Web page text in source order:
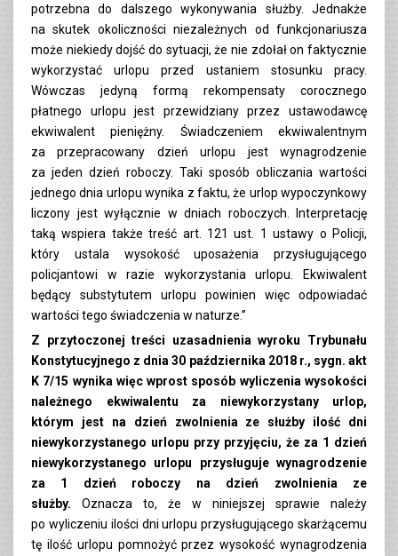
potrzebna do dalszego wykonywania służby. Jednakże
na skutek okoliczności niezależnych od funkcjonariusza
może niekiedy dojść do sytuacji, że nie zdołał on faktycznie
wykorzystać urlopu przed ustaniem stosunku pracy.
Wówczas jedyną formą rekompensaty corocznego
płatnego urlopu jest przewidziany przez ustawodawcę
ekwiwalent pieniężny. Świadczeniem ekwiwalentnym
za przepracowany dzień urlopu jest wynagrodzenie
za jeden dzień roboczy. Taki sposób obliczania wartości
jednego dnia urlopu wynika z faktu, że urlop wypoczynkowy
liczony jest wyłącznie w dniach roboczych. Interpretację
taką wspiera także treść art. 121 ust. 1 ustawy o Policji,
który ustala wysokość uposażenia przysługującego
policjantowi w razie wykorzystania urlopu. Ekwiwalent
będący substytutem urlopu powinien więc odpowiadać
wartości tego świadczenia w naturze.”
Z przytoczonej treści uzasadnienia wyroku Trybunału
Konstytucyjnego z dnia 30 października 2018 r., sygn. akt
K 7/15 wynika więc wprost sposób wyliczenia wysokości
należnego ekwiwalentu za niewykorzystany urlop,
którym jest na dzień zwolnienia ze służby ilość dni
niewykorzystanego urlopu przy przyjęciu, że za 1 dzień
niewykorzystanego urlopu przysługuje wynagrodzenie
za 1 dzień roboczy na dzień zwolnienia ze
służby. Oznacza to, że w niniejszej sprawie należy
po wyliczeniu ilości dni urlopu przysługującego skarżącemu
tę ilość urlopu pomnożyć przez wysokość wynagrodzenia